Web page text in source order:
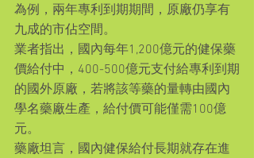
為例，兩年專利到期期間，原廠仍享有
九成的市佔空間。
業者指出，國內每年1,200億元的健保藥
價給付中，400-500億元支付給專利到期
的國外原廠，若將該等藥的量轉由國內
學名藥廠生產，給付價可能僅需100億
元。
藥廠坦言，國內健保給付長期就存在進